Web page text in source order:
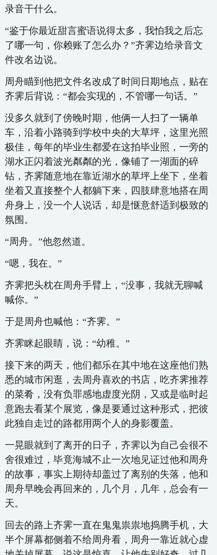
录音干什么。
“鉴于你最近甜言蜜语说得太多，我怕我之后忘
了哪一句，你赖账了怎么办？”齐霁边给录音文
件改名边说。
周舟瞄到他把文件名改成了时间日期地点，贴在
齐霁后背说：“都会实现的，不管哪一句话。”
没多久就到了傍晚时期，他俩一人扫了一辆单
车，沿着小路骑到学校中央的大草坪，这里光照
极佳，每年的毕业生都爱在这拍毕业照，一旁的
湖水正闪着波光粼粼的光，像铺了一湖面的碎
钻，齐霁随意地在靠近湖水的草坪上坐下，坐着
坐着又直接整个人都躺下来，四肢肆意地搭在周
舟身上，没一个人说话，却是惬意舒适到极致的
氛围。
“周舟。”他忽然道。
“嗯，我在。”
齐霁把头枕在周舟手臂上，“没事，我就无聊喊
喊你。”
于是周舟也喊他：“齐霁。”
齐霁眯起眼睛，说：“幼稚。”
接下来的两天，他们都乐在其中地在这座他们熟
悉的城市闲逛，去周舟喜欢的书店，吃齐霁推荐
的菜肴，没有负罪感地虚度光阴，又或是临时起
意跑去看某个展览，像是要通过这种形式，把彼
此独自走过的路都用两个人的身影覆盖。
一晃眼就到了离开的日子，齐霁以为自己会很不
舍很难过，毕竟海城不止一次地见证过他和周舟
的故事，事实上期待却盖过了离别的失落，他和
周舟早晚会再回来的，几个月，几年，总会有一
天。
回去的路上齐霁一直在鬼鬼祟祟地捣腾手机，大
半个屏幕都侧着不给周舟看，周舟一靠近就心虚